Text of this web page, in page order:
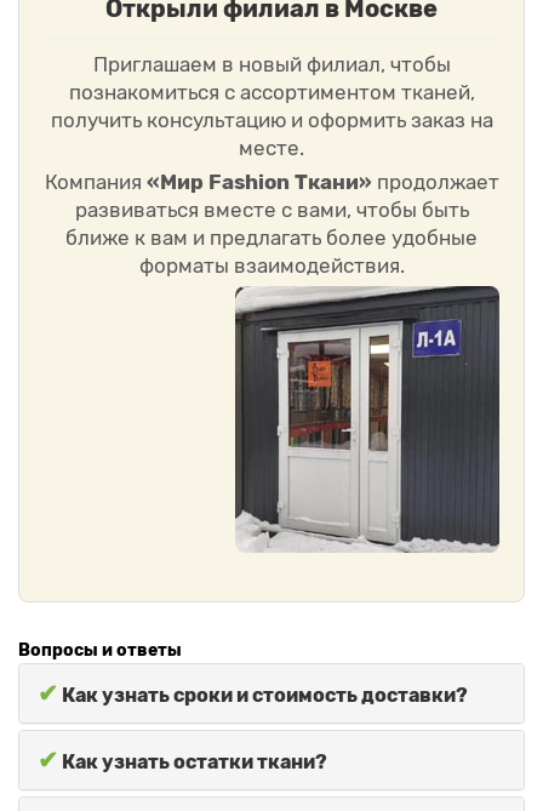
Открыли филиал в Москве
Приглашаем в новый филиал, чтобы
познакомиться с ассортиментом тканей,
получить консультацию и оформить заказ на
месте.
Компания «Мир Fashion Ткани» продолжает
развиваться вместе с вами, чтобы быть
ближе к вам и предлагать более удобные
форматы взаимодействия.
Вопросы и ответы
✔ Как узнать сроки и стоимость доставки?
✔ Как узнать остатки ткани?